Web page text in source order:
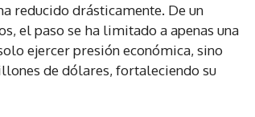
reducido drásticamente. De un
el paso se ha limitado a apenas una
ejercer presión económica, sino
de dólares, fortaleciendo su